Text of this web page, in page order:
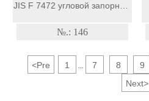
JIS F 7472 угловой запорный
№.: 146
<Pre 1 7 8 9
Next>